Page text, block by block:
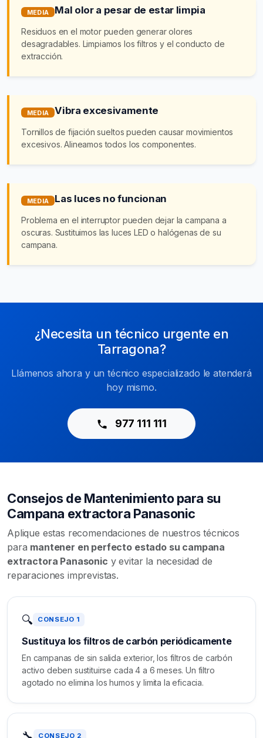
MEDIA Mal olor a pesar de estar limpia
Residuos en el motor pueden generar olores
desagradables. Limpiamos los filtros y el conducto de
extracción.
MEDIA Vibra excesivamente
Tornillos de fijación sueltos pueden causar movimientos
excesivos. Alineamos todos los componentes.
MEDIA Las luces no funcionan
Problema en el interruptor pueden dejar la campana a
oscuras. Sustituimos las luces LED o halógenas de su
campana.
¿Necesita un técnico urgente en
Tarragona?
Llámenos ahora y un técnico especializado le atenderá
hoy mismo.
977 111 111
Consejos de Mantenimiento para su
Campana extractora Panasonic
Aplique estas recomendaciones de nuestros técnicos
para mantener en perfecto estado su campana
extractora Panasonic y evitar la necesidad de
reparaciones imprevistas.
🔍 CONSEJO 1
Sustituya los filtros de carbón periódicamente
En campanas de sin salida exterior, los filtros de carbón
activo deben sustituirse cada 4 a 6 meses. Un filtro
agotado no elimina los humos y limita la eficacia.
CONSEJO 2